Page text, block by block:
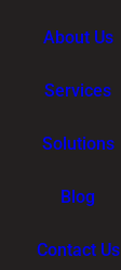
About Us
Services
Solutions
Blog
Contact Us